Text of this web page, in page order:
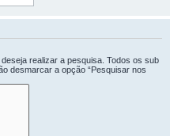
realizar a pesquisa. Todos os sub
desmarcar a opção “Pesquisar nos